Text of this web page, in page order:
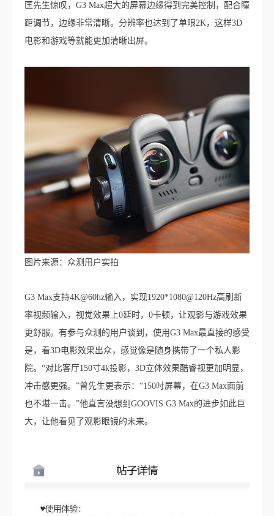
匡先生惊叹，G3 Max超大的屏幕边缘得到完美控制，配合瞳
距调节，边缘非常清晰。分辨率也达到了单眼2K，这样3D
电影和游戏等就能更加清晰出屏。
图片来源：众测用户实拍
G3 Max支持4K@60hz输入，实现1920*1080@120Hz高刷新
率视频输入，视觉效果上0延时，0卡顿，让观影与游戏效果
更舒服。有参与众测的用户谈到，使用G3 Max最直接的感受
是，看3D电影效果出众，感觉像是随身携带了一个私人影
院。“对比客厅150寸4k投影，3D立体效果酷睿视更加明显，
冲击感更强。”曾先生更表示：“150吋屏幕，在G3 Max面前
也不堪一击。”他直言没想到GOOVIS G3 Max的进步如此巨
大，让他看见了观影眼镜的未来。